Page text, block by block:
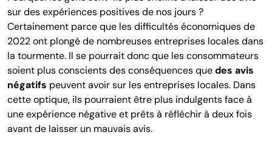
sur des expériences positives de nos jours ?
Certainement parce que les difficultés économiques de
2022 ont plongé de nombreuses entreprises locales dans
la tourmente. Il se pourrait donc que les consommateurs
soient plus conscients des conséquences quedes avis
négatifs peuvent avoir sur les entreprises locales. Dans
cette optique, ils pourraient être plus indulgents face à
une expérience négative et prêts à réfléchir à deux fois
avant de laisser un mauvais avis.